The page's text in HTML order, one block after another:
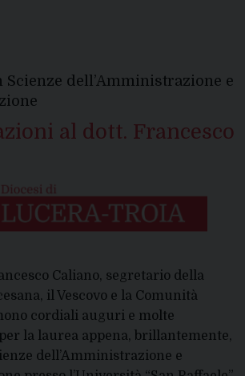
Scienze dell’Amministrazione e
al dott. Francesco
Caliano, segretario della
il Vescovo e la Comunità
cordiali auguri e molte
la laurea appena, brillantemente,
dell’Amministrazione e